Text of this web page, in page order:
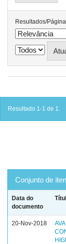
Resultados/Página
Resultado 1-1 de 1.
Conjunto de
Data do
documento
20-Nov-2018